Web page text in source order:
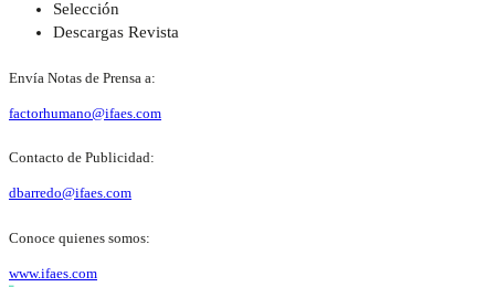
Selección
Descargas Revista
Envía Notas de Prensa a:
factorhumano@ifaes.com
Contacto de Publicidad:
dbarredo@ifaes.com
Conoce quienes somos:
www.ifaes.com